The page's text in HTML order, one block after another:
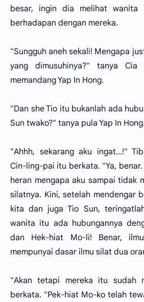
besar, ingin dia melihat
berhadapan dengan mereka.
"Sungguh aneh sekali! Mengapa
yang dimusuhinya?" tanya Cia
memandang Yap In Hong.
"Dan she Tio itu bukanlah ada
Sun twako?" tanya pula Yap In Hong.
"Ahhh, sekarang aku ingat...!"
Cin-ling-pai itu berkata. "Ya, benar.
heran mengapa aku sampai tidak
silatnya. Kini, setelah mendengar
kita dan juga Tio Sun,
wanita itu ada hubungannya
dan Hek-hiat Mo-li! Benar,
mempunyai dasar ilmu silat dua
"Akan tetapi mereka itu sudah
berkata. "Pek-hiat Mo-ko telah